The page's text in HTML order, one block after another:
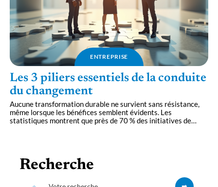
ENTREPRISE
Les 3 piliers essentiels de la conduite
du changement
Aucune transformation durable ne survient sans résistance,
même lorsque les bénéfices semblent évidents. Les
statistiques montrent que près de 70 % des initiatives de
Recherche